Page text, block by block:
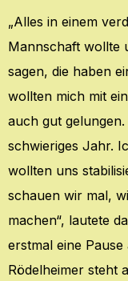
„Alles in einem
Mannschaft wollte
sagen, die haben
wollten mich mit
auch gut
schwieriges Jahr.
wollten uns
schauen wir mal,
machen“, lautete
erstmal eine
Rödelheimer steht